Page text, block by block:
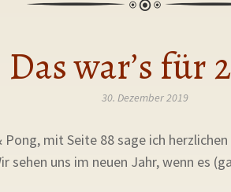
Das war’s für
30. Dezember 2019
Pong, mit Seite 88 sage ich
sehen uns im neuen Jahr, wenn es